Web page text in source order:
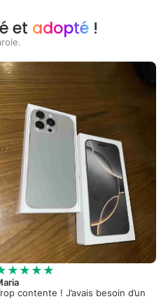
et adopté !
contente ! J’avais besoin d’un